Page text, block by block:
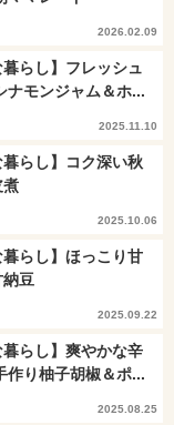
2026.02.09
暮らし】フレッシュ
ナモンジャム＆ホ...
2025.11.10
暮らし】コク深い秋
2025.10.06
暮らし】ほっこり甘
豆
2025.09.22
暮らし】爽やかな辛
作り柚子胡椒＆ポ...
2025.08.25